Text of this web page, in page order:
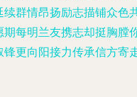
续群情昂扬励志描铺众色
期每明兰友携志却挺胸膛
更向阳接力传承信方寄